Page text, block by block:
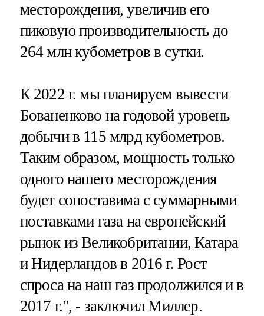
месторождения, увеличив его
пиковую производительность до
264 млн кубометров в сутки.
К 2022 г. мы планируем вывести
Бованенково на годовой уровень
добычи в 115 млрд кубометров.
Таким образом, мощность только
одного нашего месторождения
будет сопоставима с суммарными
поставками газа на европейский
рынок из Великобритании, Катара
и Нидерландов в 2016 г. Рост
спроса на наш газ продолжился и в
2017 г.", - заключил Миллер.